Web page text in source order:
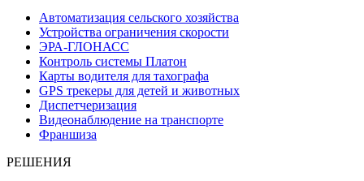
Автоматизация сельского хозяйства
Устройства ограничения скорости
ЭРА-ГЛОНАСС
Контроль системы Платон
Карты водителя для тахографа
GPS трекеры для детей и животных
Диспетчеризация
Видеонаблюдение на транспорте
Франшиза
РЕШЕНИЯ